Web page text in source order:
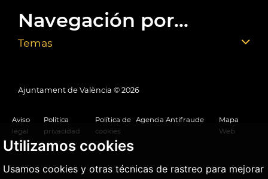
Utilizamos cookies
Usamos cookies y otras técnicas de rastreo para mejorar
Navegación por...
Temas
Ajuntament de València © 2026
Aviso
legal
Política
privacidad
Política de
cookies
Agencia Antifraude
Mapa
Web